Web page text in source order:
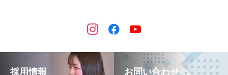
採用情報 お問い合わせ